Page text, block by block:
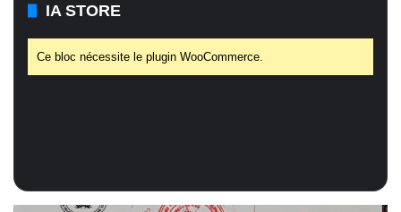
IA STORE
Ce bloc nécessite le plugin WooCommerce.